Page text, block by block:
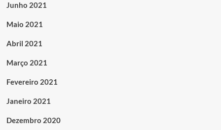
Junho 2021
Maio 2021
Abril 2021
Março 2021
Fevereiro 2021
Janeiro 2021
Dezembro 2020